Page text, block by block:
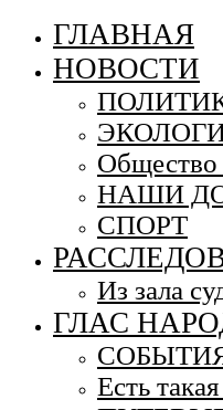
ГЛАВНАЯ
НОВОСТИ
Общество
НАШИ
СПОРТ
Из зала
ГЛАС
Есть